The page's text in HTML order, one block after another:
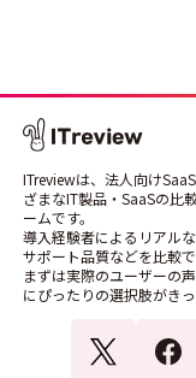
ITreviewは、法人向け
ざまなIT製品・SaaSの比
ームです。
導入経験者によるリアル
サポート品質などを比較で
まずは実際のユーザーの
にぴったりの選択肢がきっ